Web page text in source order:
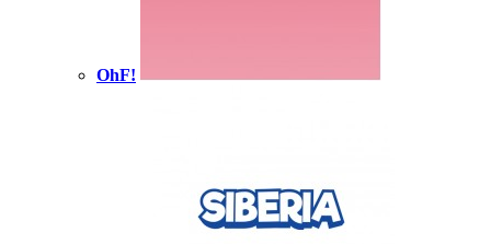
OhF!